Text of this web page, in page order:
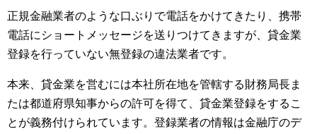
正規金融業者のような口ぶりで電話をかけてきたり、携帯
電話にショートメッセージを送りつけてきますが、貸金業
登録を行っていない無登録の違法業者です。
本来、貸金業を営むには本社所在地を管轄する財務局長ま
たは都道府県知事からの許可を得て、貸金業登録をするこ
とが義務付けられています。登録業者の情報は金融庁のデ